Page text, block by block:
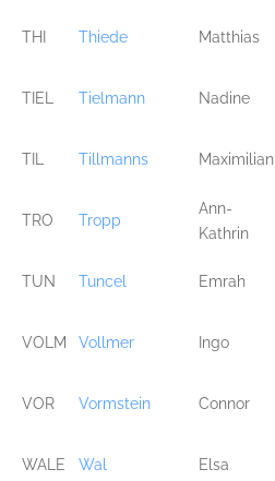
THI Thiede Matthias
TIEL Tielmann Nadine
TIL Tillmanns Maximilian
TRO Tropp
Ann-
Kathrin
TUN Tuncel Emrah
VOLM Vollmer Ingo
VOR Vormstein Connor
WALE Wal Elsa